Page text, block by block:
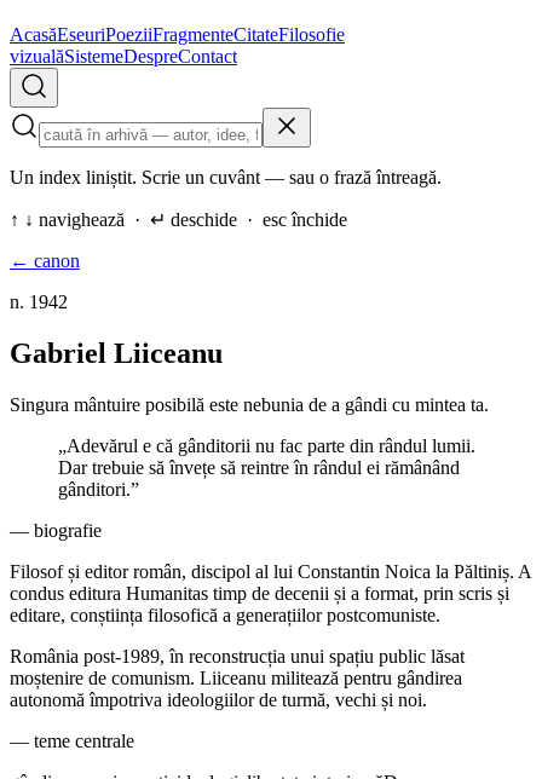
AcasăEseuriPoeziiFragmenteCitateFilosofie
vizualăSistemeDespreContact
Un index liniștit. Scrie un cuvânt — sau o frază întreagă.
↑ ↓ navighează · ↵ deschide · esc închide
← canon
n. 1942
Gabriel Liiceanu
Singura mântuire posibilă este nebunia de a gândi cu mintea ta.
„Adevărul e că gânditorii nu fac parte din rândul lumii.
Dar trebuie să învețe să reintre în rândul ei rămânând
gânditori.”
— biografie
Filosof și editor român, discipol al lui Constantin Noica la Păltiniș. A
condus editura Humanitas timp de decenii și a format, prin scris și
editare, conștiința filosofică a generațiilor postcomuniste.
România post-1989, în reconstrucția unui spațiu public lăsat
moștenire de comunism. Liiceanu militează pentru gândirea
autonomă împotriva ideologiilor de turmă, vechi și noi.
— teme centrale